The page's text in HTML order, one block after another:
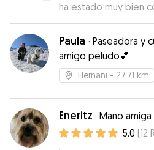
ha estado muy bien
fotos, vídeos…
100% recomendable.
Paula · Paseadora y
amigo peludo💕
Hernani - 27.71 km
Eneritz · Mano amiga
5.0 (12